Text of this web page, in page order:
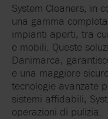
System Cleaners, in
una gamma
impianti aperti, tra
e mobili. Queste
Danimarca,
e una maggiore
tecnologie avanzate
sistemi affidabili,
operazioni di pulizia.